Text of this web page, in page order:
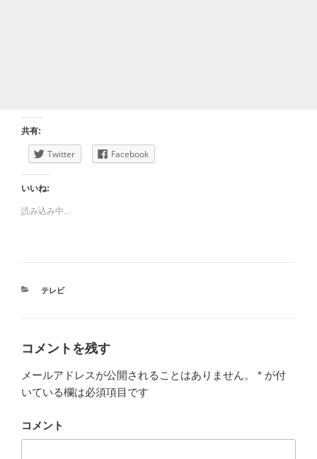
共有:
Twitter Facebook
いいね:
読み込み中...
カ
テレビ
コメントを残す
メールアドレスが公開されることはありません。 * が付
いている欄は必須項目です
コメント